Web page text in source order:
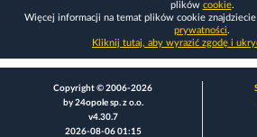
plików cookie.
Więcej informacji na temat plików cookie
prywatności.
Kliknij tutaj, aby wyrazić zgodę i
Copyright © 2006-2026
by 24opole sp. z o.o.
v4.30.7
2026-08-06 01:15